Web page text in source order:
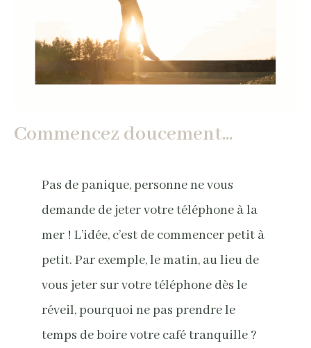
Commencez doucement...
Pas de panique, personne ne vous
demande de jeter votre téléphone à la
mer ! L’idée, c’est de commencer petit à
petit. Par exemple, le matin, au lieu de
vous jeter sur votre téléphone dès le
réveil, pourquoi ne pas prendre le
temps de boire votre café tranquille ?